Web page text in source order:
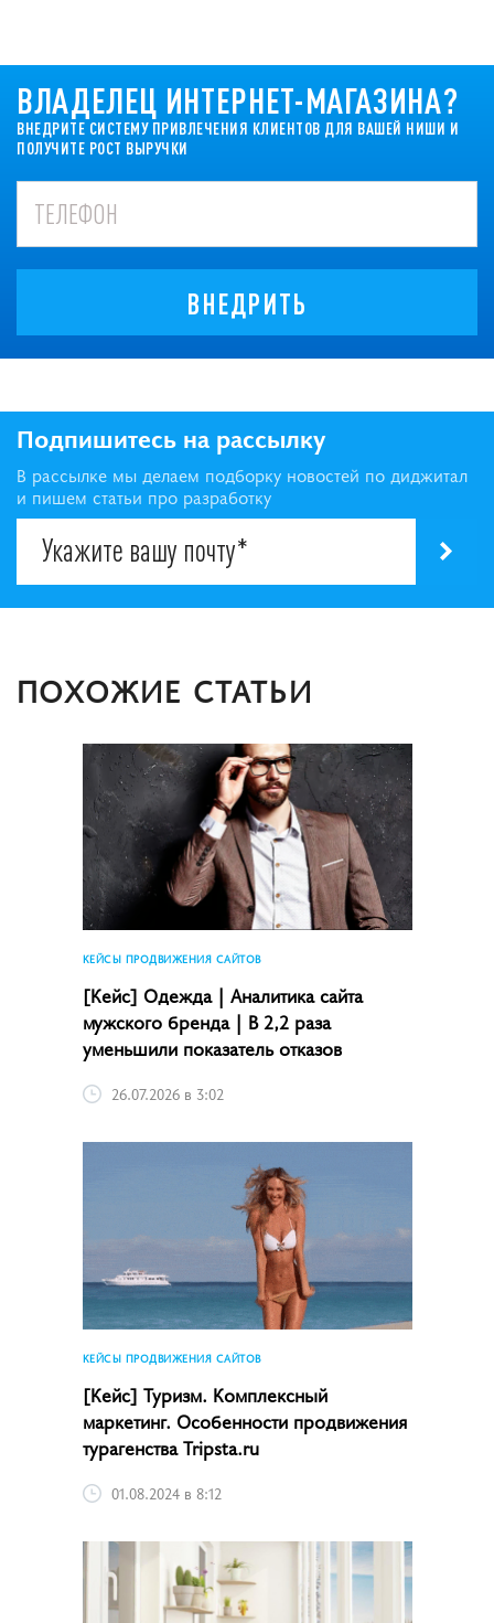
ВЛАДЕЛЕЦ ИНТЕРНЕТ-МАГАЗИНА?
ВНЕДРИТЕ СИСТЕМУ ПРИВЛЕЧЕНИЯ КЛИЕНТОВ ДЛЯ ВАШЕЙ НИШИ И
ПОЛУЧИТЕ РОСТ ВЫРУЧКИ
ВНЕДРИТЬ
Подпишитесь на рассылку
В рассылке мы делаем подборку новостей по диджитал
и пишем статьи про разработку
ПОХОЖИЕ СТАТЬИ
КЕЙСЫ ПРОДВИЖЕНИЯ САЙТОВ
[Кейс] Одежда | Аналитика сайта
мужского бренда | В 2,2 раза
уменьшили показатель отказов
26.07.2026 в 3:02
КЕЙСЫ ПРОДВИЖЕНИЯ САЙТОВ
[Кейс] Туризм. Комплексный
маркетинг. Особенности продвижения
турагенства Tripsta.ru
01.08.2024 в 8:12